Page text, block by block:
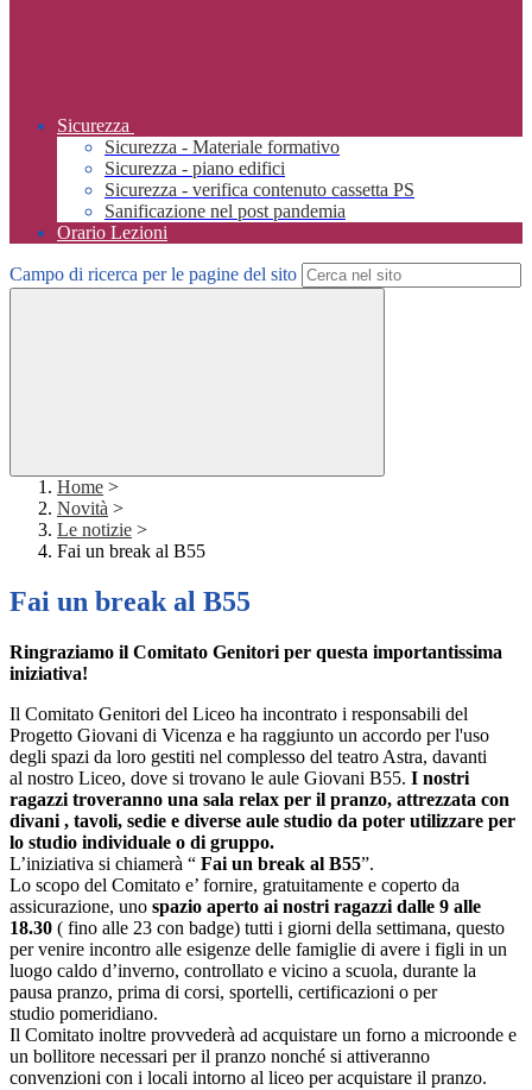
Sicurezza
Sicurezza - Materiale formativo
Sicurezza - piano edifici
Sicurezza - verifica contenuto cassetta PS
Sanificazione nel post pandemia
Orario Lezioni
Campo di ricerca per le pagine del sito
Home >
Novità >
Le notizie >
Fai un break al B55
Fai un break al B55
Ringraziamo il Comitato Genitori per questa importantissima
iniziativa!
Il Comitato Genitori del Liceo ha incontrato i responsabili del
Progetto Giovani di Vicenza e ha raggiunto un accordo per l'uso
degli spazi da loro gestiti nel complesso del teatro Astra, davanti
al nostro Liceo, dove si trovano le aule Giovani B55. I nostri
ragazzi troveranno una sala relax per il pranzo, attrezzata con
divani , tavoli, sedie e diverse aule studio da poter utilizzare per
lo studio individuale o di gruppo.
L’iniziativa si chiamerà “ Fai un break al B55”.
Lo scopo del Comitato e’ fornire, gratuitamente e coperto da
assicurazione, uno spazio aperto ai nostri ragazzi dalle 9 alle
18.30 ( fino alle 23 con badge) tutti i giorni della settimana, questo
per venire incontro alle esigenze delle famiglie di avere i figli in un
luogo caldo d’inverno, controllato e vicino a scuola, durante la
pausa pranzo, prima di corsi, sportelli, certificazioni o per
studio pomeridiano.
Il Comitato inoltre provvederà ad acquistare un forno a microonde e
un bollitore necessari per il pranzo nonché si attiveranno
convenzioni con i locali intorno al liceo per acquistare il pranzo.